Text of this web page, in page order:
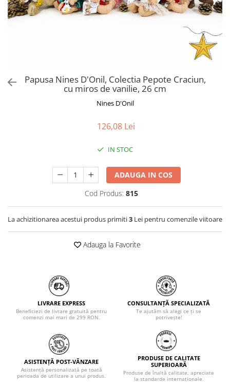
Consultanta Instalare
Jucarii de Sortare
Jucarii de tras
PAPUSI
Papusa Nines D'Onil, Colectia Pepote Craciun,
cu miros de vanilie, 26 cm
Nines D'Onil
126,08 Lei
IN STOC
ADAUGA IN COS
Cod Produs: 815
La achizitionarea acestui produs primiti3 Lei pentru comenzile viitoare
Adauga la Favorite
LIVRARE EXPRESS
Beneficiezi de livrare gratuită pentru
comenzi mai mari de 299 RON.
CONSULTANȚĂ SPECIALIZATĂ
Te ajutăm să alegi ce ți se
potrivește!
ASISTENȚĂ POST-VÂNZARE
Asistență personalizată pe toată
perioada de utilizare a unui produs.
PRODUSE DE CALITATE
SUPERIOARĂ
Produse de înaltă calitate, apreciate
la standarde internaționale.